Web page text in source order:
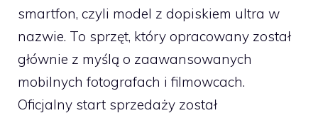
smartfon, czyli model z dopiskiem ultra w
nazwie. To sprzęt, który opracowany został
głównie z myślą o zaawansowanych
mobilnych fotografach i filmowcach.
Oficjalny start sprzedaży został